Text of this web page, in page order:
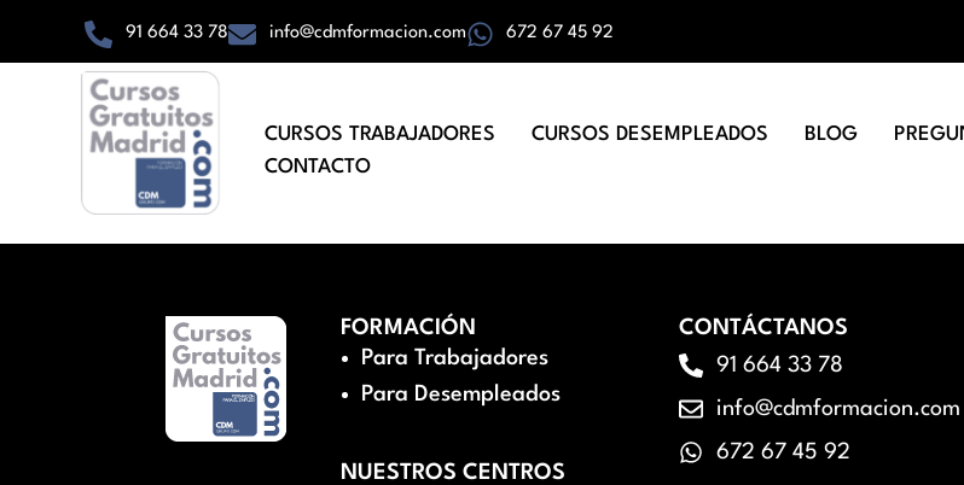
91 664 33 78 info@cdmformacion.com 672 67 45 92
CURSOS TRABAJADORES CURSOS DESEMPLEADOS BLOG
CONTACTO
FORMACIÓN
Para Trabajadores
Para Desempleados
NUESTROS CENTROS
CONTÁCTANOS
91 664 33 78
info@cdmformacion.com
672 67 45 92